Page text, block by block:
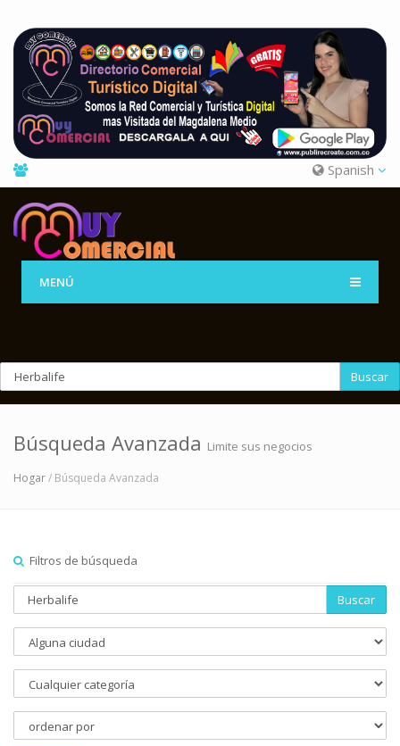
Spanish
MENÚ
Buscar
Búsqueda Avanzada Limite sus negocios
Hogar/ Búsqueda Avanzada
Filtros de búsqueda
Buscar